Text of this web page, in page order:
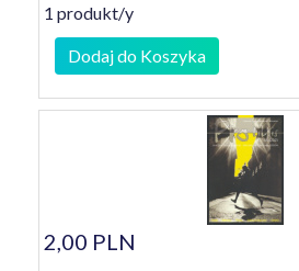
1 produkt/y
Dodaj do Koszyka
2,00 PLN